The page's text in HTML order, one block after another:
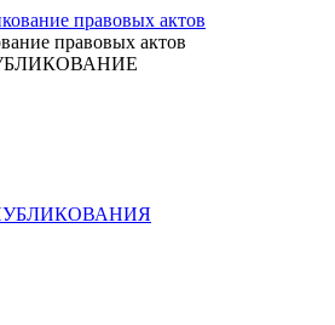
правовых актов